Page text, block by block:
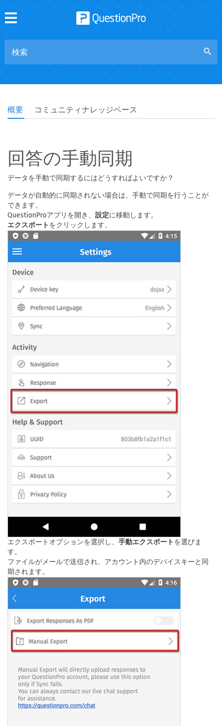
search
概要 コミュニティナレッジベース
回答の手動同期
データを手動で同期するにはどうすればよいですか？
データが自動的に同期されない場合は、手動で同期を行うことが
できます。
QuestionProアプリを開き、 設定に移動します。
エクスポート をクリックします。
エクスポートオプションを選択し、 手動エクスポート を選びま
す。
ファイルがメールで送信され、アカウント内のデバイスキーと同
期されます。